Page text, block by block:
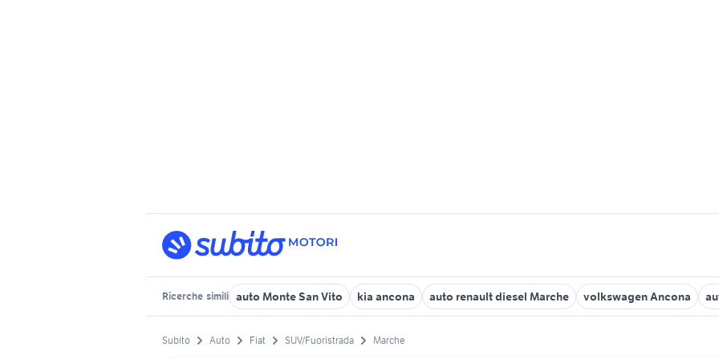
Ricerche simili auto Monte San Vito kia ancona auto renault diesel Marche volkswagen Ancona
Subito Auto Fiat SUV/Fuoristrada Marche